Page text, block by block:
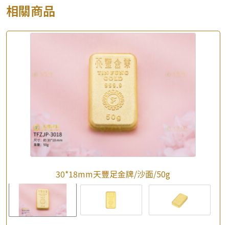
相關商品
30*18mm天豐足金牌/沙面/50g